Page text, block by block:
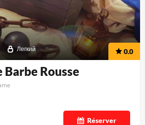
Легкий 0.0
Barbe Rousse
Réserver